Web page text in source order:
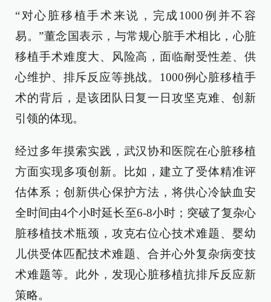
“对心脏移植手术来说，完成1000例并不容
易。”董念国表示，与常规心脏手术相比，心脏
移植手术难度大、风险高，面临耐受性差、供
心维护、排斥反应等挑战。1000例心脏移植手
术的背后，是该团队日复一日攻坚克难、创新
引领的体现。
经过多年摸索实践，武汉协和医院在心脏移植
方面实现多项创新。比如，建立了受体精准评
估体系；创新供心保护方法，将供心冷缺血安
全时间由4个小时延长至6-8小时；突破了复杂心
脏移植技术瓶颈，攻克右位心技术难题、婴幼
儿供受体匹配技术难题、合并心外复杂病变技
术难题等。此外，发现心脏移植抗排斥反应新
策略。